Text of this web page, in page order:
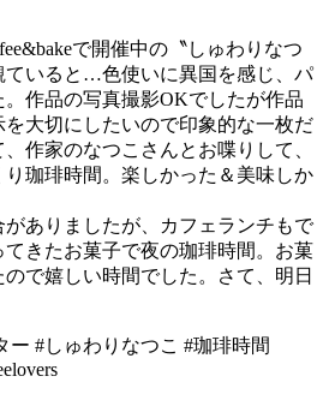
で開催中の〝しゅわりなつ
ていると…色使いに異国を感じ、パ
作品の写真撮影OKでしたが作品
大切にしたいので印象的な一枚だ
作家のなつこさんとお喋りして、
珈琲時間。楽しかった＆美味しか
ありましたが、カフェランチもで
きたお菓子で夜の珈琲時間。お菓
で嬉しい時間でした。さて、明日
ー #しゅわりなつこ #珈琲時間